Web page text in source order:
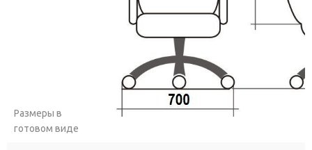
Размеры в
готовом виде